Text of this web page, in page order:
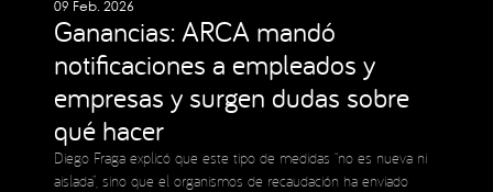
09 Feb. 2026
Ganancias: ARCA mandó
notificaciones a empleados y
empresas y surgen dudas sobre
qué hacer
Diego Fraga explicó que este tipo de medidas “no es nueva ni
aislada”, sino que el organismos de recaudación ha enviado